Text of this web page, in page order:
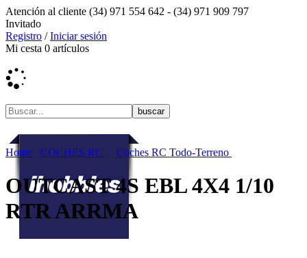
Atención al cliente (34) 971 554 642 - (34) 971 909 797
Invitado
Registro /Iniciar sesión
Mi cesta 0 artículos
Home COCHES RC Coches RC Todo-Terreno
OUTCAST 4S EBL 4X4 1/10
RTR ARRMA